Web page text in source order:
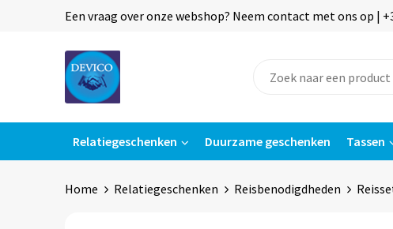
Een vraag over onze webshop? Neem contact met ons op |
Relatiegeschenken Duurzame geschenken Tassen
Home Relatiegeschenken Reisbenodigdheden